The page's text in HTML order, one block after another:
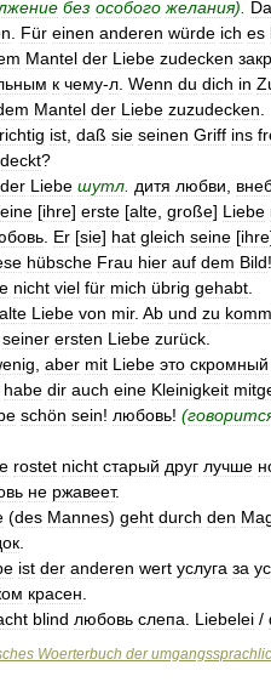
без особого желания).
Für einen anderen würde ich es
Mantel der Liebe zudecken
к чему-л Wenn du dich in
Mantel der Liebe zuzudecken
richtig ist daß sie seinen Griff ins
?
der Liebe шутл дитя любви
[ihre] erste [alte große] Liebe
Er [sie] hat gleich seine [ihre
hübsche Frau hier auf dem Bild!
nicht viel für mich übrig gehabt
alte Liebe von mir. Ab und zu
seiner ersten Liebe zurück
aber mit Liebe это скромный
habe dir auch eine Kleinigkeit
schön sein! любовь! (
rostet nicht старый друг лучше
не ржавеет.
(des Mannes) geht durch den
ist der anderen wert услуга за
красен
blind любовь слепа Liebelei /
Woerterbuch der